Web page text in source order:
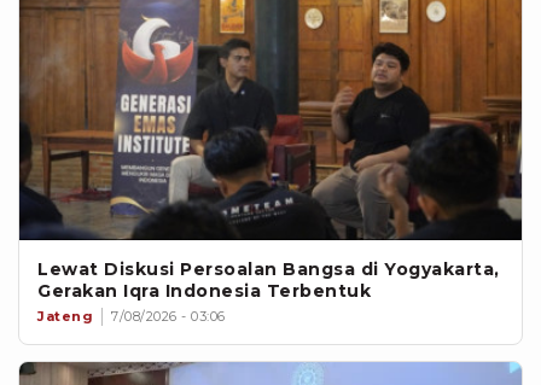
Lewat Diskusi Persoalan Bangsa di Yogyakarta,
Gerakan Iqra Indonesia Terbentuk
Jateng 7/08/2026 - 03:06